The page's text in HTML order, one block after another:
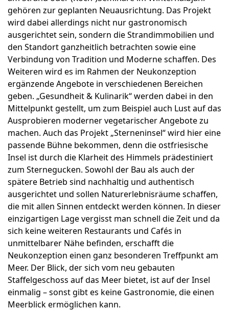
gehören zur geplanten Neuausrichtung. Das Projekt
wird dabei allerdings nicht nur gastronomisch
ausgerichtet sein, sondern die Strandimmobilien und
den Standort ganzheitlich betrachten sowie eine
Verbindung von Tradition und Moderne schaffen. Des
Weiteren wird es im Rahmen der Neukonzeption
ergänzende Angebote in verschiedenen Bereichen
geben. „Gesundheit & Kulinarik“ werden dabei in den
Mittelpunkt gestellt, um zum Beispiel auch Lust auf das
Ausprobieren moderner vegetarischer Angebote zu
machen. Auch das Projekt „Sterneninsel“ wird hier eine
passende Bühne bekommen, denn die ostfriesische
Insel ist durch die Klarheit des Himmels prädestiniert
zum Sternegucken. Sowohl der Bau als auch der
spätere Betrieb sind nachhaltig und authentisch
ausgerichtet und sollen Naturerlebnisräume schaffen,
die mit allen Sinnen entdeckt werden können. In dieser
einzigartigen Lage vergisst man schnell die Zeit und da
sich keine weiteren Restaurants und Cafés in
unmittelbarer Nähe befinden, erschafft die
Neukonzeption einen ganz besonderen Treffpunkt am
Meer. Der Blick, der sich vom neu gebauten
Staffelgeschoss auf das Meer bietet, ist auf der Insel
einmalig – sonst gibt es keine Gastronomie, die einen
Meerblick ermöglichen kann.